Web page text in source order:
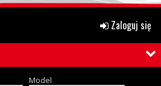
Zaloguj się
Model